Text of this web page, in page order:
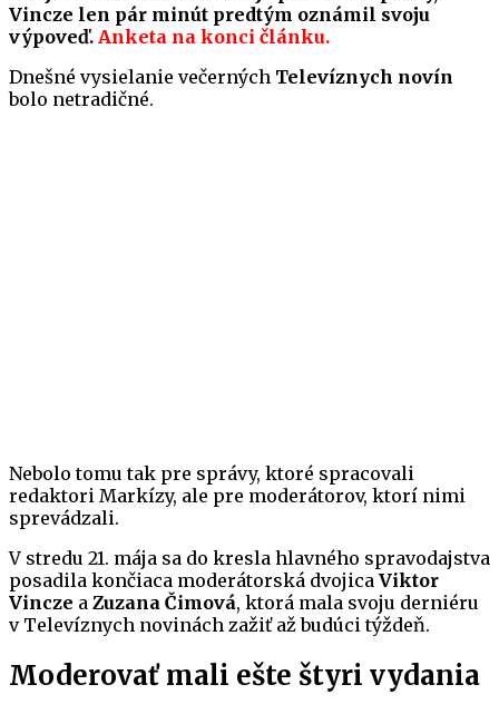
Vincze len pár minút predtým oznámil svoju
výpoveď. Anketa na konci článku.
Dnešné vysielanie večerných Televíznych novín
bolo netradičné.
Nebolo tomu tak pre správy, ktoré spracovali
redaktori Markízy, ale pre moderátorov, ktorí nimi
sprevádzali.
V stredu 21. mája sa do kresla hlavného spravodajstva
posadila končiaca moderátorská dvojica Viktor
Vincze a Zuzana Čimová, ktorá mala svoju derniéru
v Televíznych novinách zažiť až budúci týždeň.
Moderovať mali ešte štyri vydania